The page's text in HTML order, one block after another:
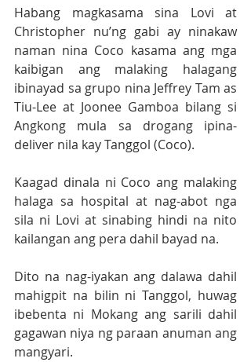
Habang magkasama sina Lovi at
Christopher nu’ng gabi ay ninakaw
naman nina Coco kasama ang mga
kaibigan ang malaking halagang
ibinayad sa grupo nina Jeffrey Tam as
Tiu-Lee at Joonee Gamboa bilang si
Angkong mula sa drogang ipina-
deliver nila kay Tanggol (Coco).
Kaagad dinala ni Coco ang malaking
halaga sa hospital at nag-abot nga
sila ni Lovi at sinabing hindi na nito
kailangan ang pera dahil bayad na.
Dito na nag-iyakan ang dalawa dahil
mahigpit na bilin ni Tanggol, huwag
ibebenta ni Mokang ang sarili dahil
gagawan niya ng paraan anuman ang
mangyari.